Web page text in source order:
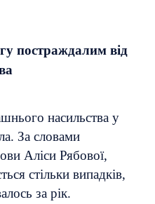
постраждалим від
насильства у
За словами
Аліси Рябової,
стільки випадків,
за рік.